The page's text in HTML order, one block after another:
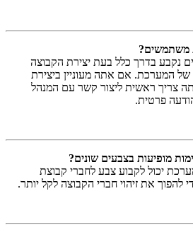
משתמשים?
נקבע בדרך כלל בעת יצירת הקבוצה
של המערכת. אם אתה מעוניין ביצירת
צריך ראשית ליצור קשר עם המנהל
פרטית.
מופיעות בצבעים שונים?
יכול לקבוע צבע לחברי קבוצת
את זיהוי חברי הקבוצה לקל יותר.